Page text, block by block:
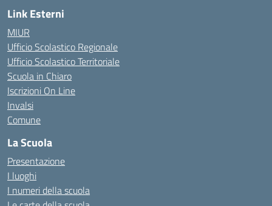
Link Esterni
MIUR
Ufficio Scolastico Regionale
Ufficio Scolastico Territoriale
Scuola in Chiaro
Iscrizioni On Line
Invalsi
Comune
La Scuola
Presentazione
I luoghi
I numeri della scuola